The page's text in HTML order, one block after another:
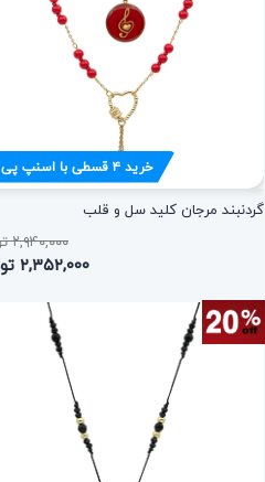
خرید۴قسطی با اسنپ پی
گردنبند مرجان کلید سل و قلب
۲,۹۴۰,۰۰۰ تومان
۲,۳۵۲,۰۰۰ تومان